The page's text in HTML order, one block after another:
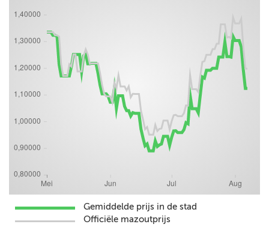
Gemiddelde prijs in de stad
Officiële mazoutprijs